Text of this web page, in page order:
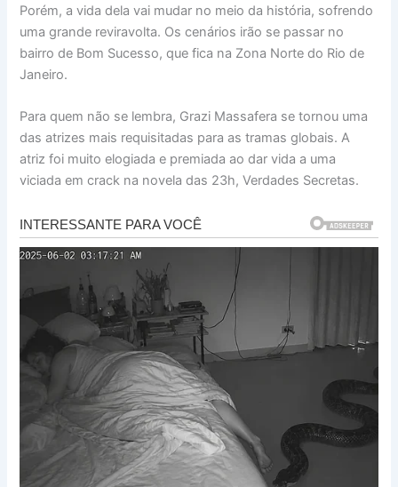
Porém, a vida dela vai mudar no meio da história, sofrendo
uma grande reviravolta. Os cenários irão se passar no
bairro de Bom Sucesso, que fica na Zona Norte do Rio de
Janeiro.
Para quem não se lembra, Grazi Massafera se tornou uma
das atrizes mais requisitadas para as tramas globais. A
atriz foi muito elogiada e premiada ao dar vida a uma
viciada em crack na novela das 23h, Verdades Secretas.